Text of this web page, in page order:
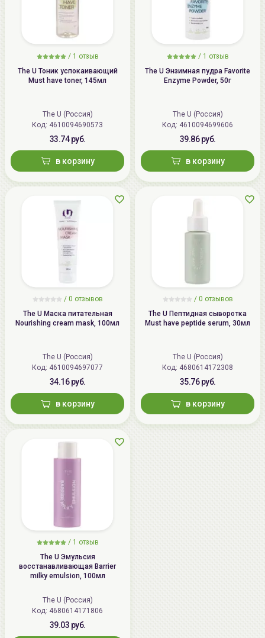
/ 1 отзыв
The U Тоник успокаивающий
Must have toner, 145мл
The U (Россия)
Код: 4610094690573
33.74 руб.
в корзину
/ 1 отзыв
The U Энзимная пудра Favorite
Enzyme Powder, 50г
The U (Россия)
Код: 4610094699606
39.86 руб.
в корзину
/ 0 отзывов
The U Маска питательная
Nourishing cream mask, 100мл
The U (Россия)
Код: 4610094697077
34.16 руб.
в корзину
/ 0 отзывов
The U Пептидная сыворотка
Must have peptide serum, 30мл
The U (Россия)
Код: 4680614172308
35.76 руб.
в корзину
/ 1 отзыв
The U Эмульсия
восстанавливающая Barrier
milky emulsion, 100мл
The U (Россия)
Код: 4680614171806
39.03 руб.